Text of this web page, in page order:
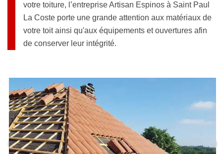
votre toiture, l’entreprise Artisan Espinos à Saint Paul
La Coste porte une grande attention aux matériaux de
votre toit ainsi qu'aux équipements et ouvertures afin
de conserver leur intégrité.